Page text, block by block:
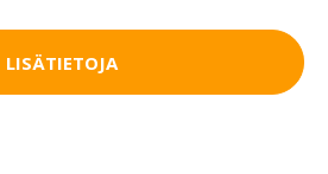
LISÄTIETOJA